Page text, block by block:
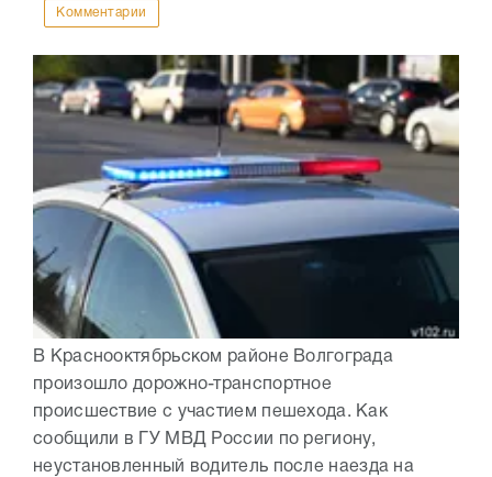
Комментарии
В Краснооктябрьском районе Волгограда
произошло дорожно-транспортное
происшествие с участием пешехода. Как
сообщили в ГУ МВД России по региону,
неустановленный водитель после наезда на